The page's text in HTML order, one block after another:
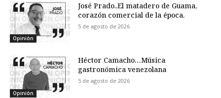
Opinión
José Prado..El matadero de Guama,
corazón comercial de la época.
5 de agosto de 2026
Opinión
Héctor Camacho…Música
gastronómica venezolana
5 de agosto de 2026